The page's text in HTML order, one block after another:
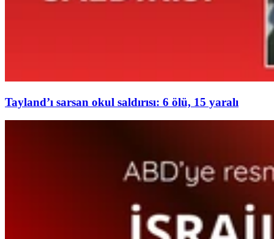
Tayland’ı sarsan okul saldırısı: 6 ölü, 15 yaralı